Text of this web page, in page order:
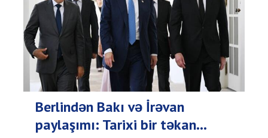
Berlindən Bakı və İrəvan
paylaşımı: Tarixi bir təkan...